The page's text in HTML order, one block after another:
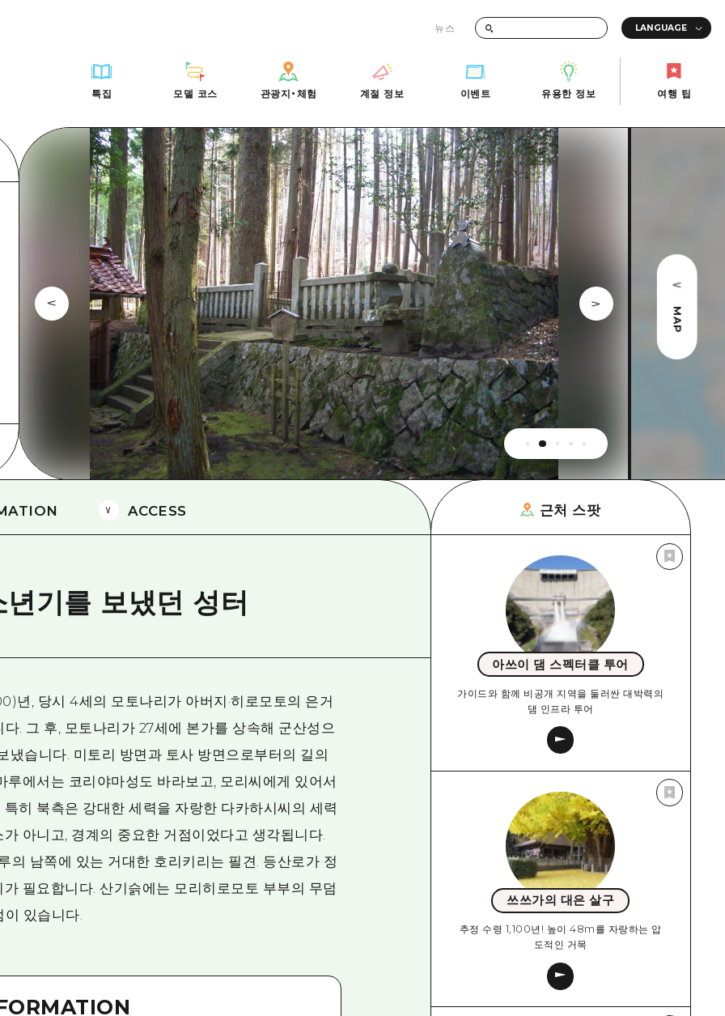
뉴스
특집
사이클링
쇼핑
스포츠
나이트 라이프
세계유산
배움과 체험
기준
역사/문화
치유
자연
모델 코스
Hiroshima 공식 가이드
Moshimo Travel
히로시마시 주변
아키(安芸)
빈고(備後)
비북(備北)
게이호쿠(芸北)
미야지마(宮島) 주변
야마구치(山口)현 동부
빠른 여행
당일치기
반나절
1박 2일
2박 3일
관광지・체험
목록
히로시마시 주변
아키(安芸)
빈고(備後)
비북(備北)
게이호쿠(芸北)
미야지마(宮島) 주변
야마구치(山口)현 동부
에히메(愛媛)현
시마네(島根)현
계절 정보
이벤트
유용한 정보
보조 트래픽 요약
시설 혼잡 상황
히로시마 OMOTENASHI 패스
수하물 보관 및 배송 서비스
HIROSHIMA FREE Wi-Fi
외국인 여행자용 거리 관광안내소
자원봉사 가이드
히로시마현내 매력을 동영상으로 소개!
자주 묻는 질문
사진 다운로드
재해가 발생했을 때의 교통 정보
관광 안내 책자
여행 팁
세계유산
기준
역사/문화
자연
Travel
아키(安芸)
빈고(備後)
게이호쿠(芸北)
미야지마(宮島) 주변
야마구치(山口)현 동부
반나절
2박 3일
히로시마시 주변
아키(安芸)
비북(備北)
게이호쿠(芸北)
미야지마(宮島) 주변
야마구치(山口)현 동부
에히메(愛媛)현
시마네(島根)현
외국인 여행자용 거리 관광안내소
자원봉사 가이드
자주 묻는 질문
재해가 발생했을 때의 교통 정보
관광 안내 책자
MAP
ACCESS
기를 보냈던 성터
년, 당시 4세의 모토나리가 아버지·히로모토의 은거
. 그 후, 모토나리가 27세에 본가를 상속해 군산성으
냈습니다. 미토리 방면과 토사 방면으로부터의 길의
에서는 코리야마성도 바라보고, 모리씨에게 있어서
히 북측은 강대한 세력을 자랑한 다카하시씨의 세력
아니고, 경계의 중요한 거점이었다고 생각됩니다.
의 남쪽에 있는 거대한 호리키리는 필견. 등산로가 정
필요합니다. 산기슭에는 모리히로모토 부부의 무덤
있습니다.
근처 스팟
아쓰이 댐 스펙터클 투어
가이드와 함께 비공개 지역을 둘러싼 대박력의
댐 인프라 투어
쓰쓰가의 대은 살구
추정 수령 1,100년! 높이 48m를 자랑하는 압
도적인 거목